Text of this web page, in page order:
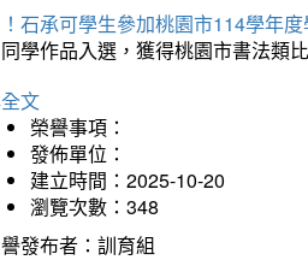
石承可學生參加桃園市114學年
學作品入選，獲得桃園市書法類
文
榮譽事項：
發佈單位：
建立時間：2025-10-20
瀏覽次數：348
發布者：訓育組